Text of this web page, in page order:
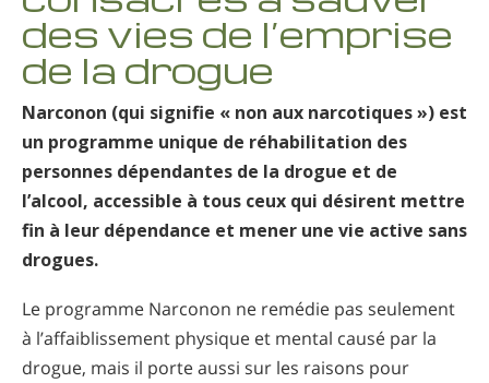
Norvégien
Portugais
Suédois
Chinois
Arabe
Croate
Turc
des vies de l’emprise
de la drogue
Narconon (qui signifie « non aux narcotiques ») est
un programme unique de réhabilitation des
personnes dépendantes de la drogue et de
l’alcool, accessible à tous ceux qui désirent mettre
fin à leur dépendance et mener une vie active sans
drogues.
Le programme Narconon ne remédie pas seulement
à l’affaiblissement physique et mental causé par la
drogue, mais il porte aussi sur les raisons pour